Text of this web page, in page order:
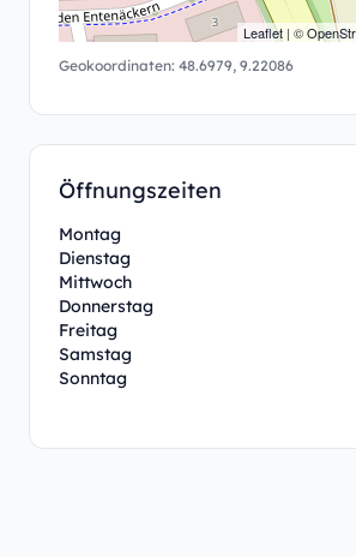
Leaflet | ©
Geokoordinaten: 48.6979, 9.22086
Öffnungszeiten
Montag
Dienstag
Mittwoch
Donnerstag
Freitag
Samstag
Sonntag